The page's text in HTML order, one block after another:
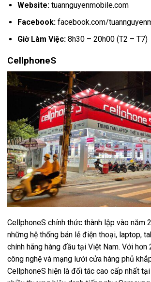
Website:tuannguyenmobile.com
Facebook: facebook.com/
Giờ Làm Việc:8h30 – 20h00 (T2 – T7)
CellphoneS
CellphoneS chính thức thành lập vào năm
những hệ thống bán lẻ điện thoại, laptop,
chính hãng hàng đầu tại Việt Nam. Với hơn
công nghệ và mạng lưới cửa hàng phủ
CellphoneS hiện là đối tác cao cấp nhất